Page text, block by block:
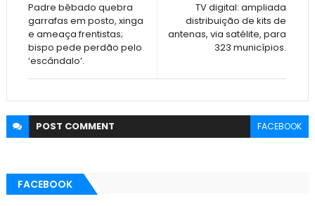
TV digital: ampliada
distribuição de kits de
antenas, via satélite, para
323 municípios.
Padre bêbado quebra
garrafas em posto, xinga
e ameaça frentistas;
bispo pede perdão pelo
‘escândalo’.
POST COMMENT FACEBOOK
FACEBOOK